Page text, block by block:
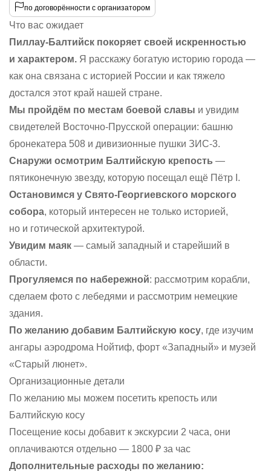
по договорённости с организатором
Что вас ожидает
Пиллау-Балтийск покоряет своей искренностью
и характером. Я расскажу богатую историю города —
как она связана с историей России и как тяжело
достался этот край нашей стране.
Мы пройдём по местам боевой славы и увидим
свидетелей Восточно-Прусской операции: башню
бронекатера 508 и дивизионные пушки ЗИС-3.
Снаружи осмотрим Балтийскую крепость —
пятиконечную звезду, которую посещал ещё Пётр I.
Остановимся у Свято-Георгиевского морского
собора, который интересен не только историей,
но и готической архитектурой.
Увидим маяк — самый западный и старейший в
области.
Прогуляемся по набережной: рассмотрим корабли,
сделаем фото с лебедями и рассмотрим немецкие
здания.
По желанию добавим Балтийскую косу, где изучим
ангары аэродрома Нойтиф, форт «Западный» и музей
«Старый люнет».
Организационные детали
По желанию мы можем посетить крепость или
Балтийскую косу
Посещение косы добавит к экскурсии 2 часа, они
оплачиваются отдельно — 1800 ₽ за час
Дополнительные расходы по желанию: